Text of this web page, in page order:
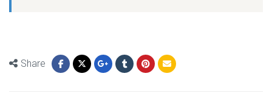
Share